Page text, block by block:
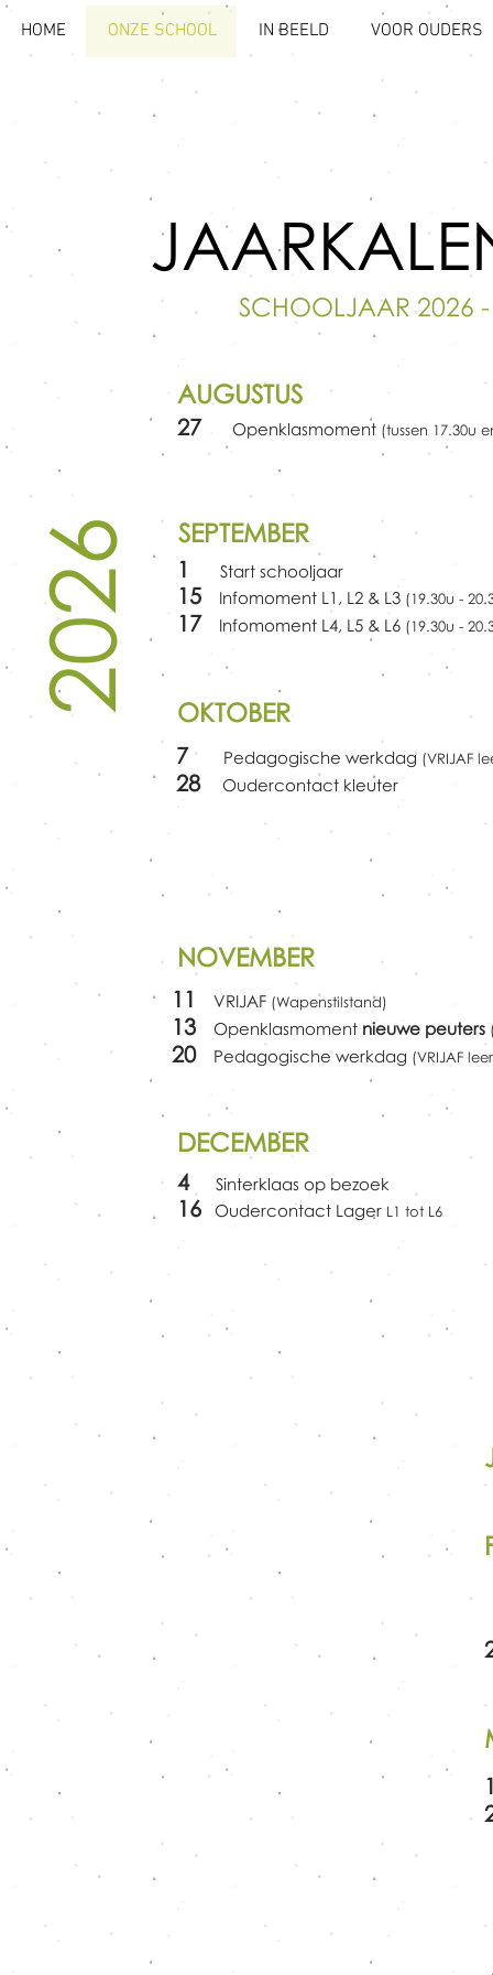
HOME ONZE SCHOOL IN BEELD VOOR OUDERS
SCHOOLJAAR 2026
AUGUSTUS
2026
4Sinterklaas op bezoek
16 Oudercontact Lager L1 tot L6
SEPTEMBER
OKTOBER
NOVEMBER
DECEMBER
1 Start schooljaar
15 Infomoment L1, L2 & L3 (19.30u -
17 Infomoment L4, L5 & L6 (19.30u -
7 Pedagogische werkdag (VRIJAF
28Oudercontact kleuter
11 VRIJAF (Wapenstilstand)
13 Openklasmoment nieuwe peuters
20Pedagogische werkdag (VRIJAF
27 Openklasmoment (tussen 17.30u